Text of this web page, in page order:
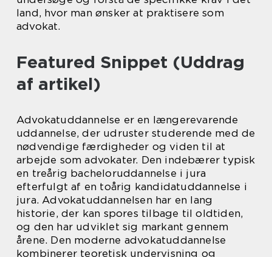
land, hvor man ønsker at praktisere som
advokat.
Featured Snippet (Uddrag
af artikel)
Advokatuddannelse er en længerevarende
uddannelse, der udruster studerende med de
nødvendige færdigheder og viden til at
arbejde som advokater. Den indebærer typisk
en treårig bacheloruddannelse i jura
efterfulgt af en toårig kandidatuddannelse i
jura. Advokatuddannelsen har en lang
historie, der kan spores tilbage til oldtiden,
og den har udviklet sig markant gennem
årene. Den moderne advokatuddannelse
kombinerer teoretisk undervisning og